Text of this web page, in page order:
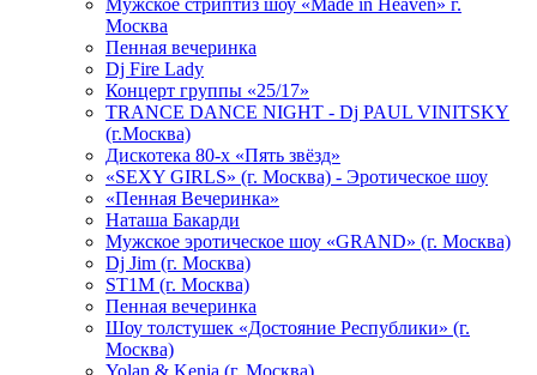
Мужское стриптиз шоу «Made in Heaven» г.
Москва
Пенная вечеринка
Dj Fire Lady
Концерт группы «25/17»
TRANCE DANCE NIGHT - Dj PAUL VINITSKY
(г.Москва)
Дискотека 80-х «Пять звёзд»
«SEXY GIRLS» (г. Москва) - Эротическое шоу
«Пенная Вечеринка»
Hаташа Бакарди
Мужское эротическое шоу «GRAND» (г. Москва)
Dj Jim (г. Москва)
ST1M (г. Москва)
Пенная вечеринка
Шоу толстушек «Достояние Республики» (г.
Москва)
Yolan & Kenia (г. Москва)